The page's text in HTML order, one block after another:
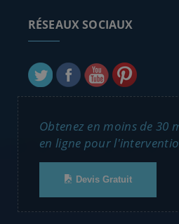
RÉSEAUX SOCIAUX
Obtenez en moins de 30
en ligne pour
Devis Gratuit